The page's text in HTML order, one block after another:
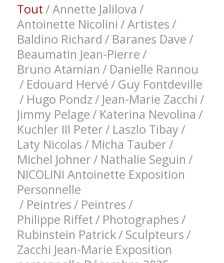
Tout/Annette Jalilova /
Antoinette Nicolini /Artistes/
Baldino Richard / Baranes Dave/
Beaumatin Jean-Pierre/
Bruno Atamian / Danielle Rannou
/ Edouard Hervé/ Guy Fontdeville
/ Hugo Pondz/ Jean-Marie Zacchi /
Jimmy Pelage/ Katerina Nevolina /
Kuchler III Peter/ Laszlo Tibay/
Laty Nicolas/ Micha Tauber/
Michel Johner/ Nathalie Seguin /
NICOLINI Antoinette Exposition
Personnelle
/ Peintres/ Peintres/
Philippe Riffet/ Photographes/
Rubinstein Patrick/ Sculpteurs/
Zacchi Jean-Marie Exposition